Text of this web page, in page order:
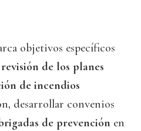
objetivos específicos
revisión de los planes
de incendios
desarrollar convenios
de prevención en